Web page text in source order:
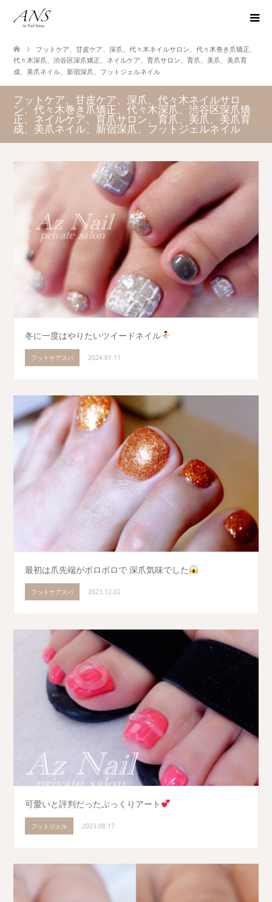
フットケア、甘皮ケア、深爪、代々木ネイルサロン、代々木巻き爪矯正、
代々木深爪、渋谷区深爪矯正、ネイルケア、育爪サロン、育爪、美爪、美爪育
成、美爪ネイル、新宿深爪、フットジェルネイル
フットケア、甘皮ケア、深爪、代々木ネイルサロ
ン、代々木巻き爪矯正、代々木深爪、渋谷区深爪矯
正、ネイルケア、育爪サロン、育爪、美爪、美爪育
成、美爪ネイル、新宿深爪、フットジェルネイル
冬に一度はやりたいツイードネイル
フットケアスパ 2024.01.11
最初は爪先端がボロボロで 深爪気味でした
フットケアスパ 2023.12.02
可愛いと評判だったぷっくりアート
フットジェル 2023.08.17